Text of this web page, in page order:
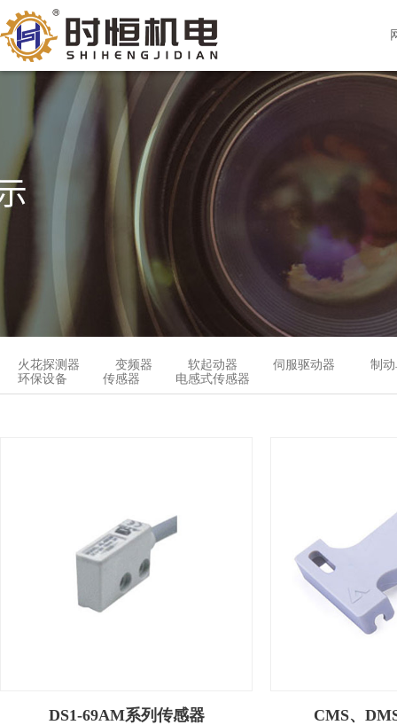
火花探测器 变频器 软起动器 伺服驱动器
制
环保设备
传感器 电感式传感器
DS1-69AM系列传感器 CMS、